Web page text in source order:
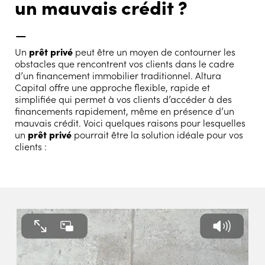
un mauvais crédit ?
–
Un prêt privé peut être un moyen de contourner les
obstacles que rencontrent vos clients dans le cadre
d’un financement immobilier traditionnel. Altura
Capital offre une approche flexible, rapide et
simplifiée qui permet à vos clients d’accéder à des
financements rapidement, même en présence d’un
mauvais crédit. Voici quelques raisons pour lesquelles
un prêt privé pourrait être la solution idéale pour vos
clients :